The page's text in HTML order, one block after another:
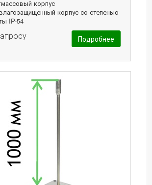
корпус
корпус со степенью
IP-54
Подробнее